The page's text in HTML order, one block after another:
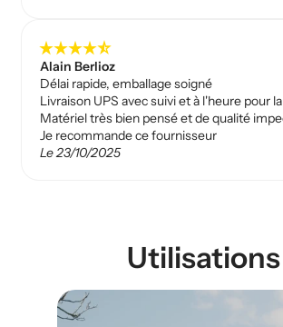
star_ratestar_ratestar_ratestar_ratestar_rate_half
Alain Berlioz
Délai rapide, emballage soigné
Livraison UPS avec suivi et à l'heure pour
Matériel très bien pensé et de qualité
Je recommande ce fournisseur
Le 23/10/2025
Utilisations